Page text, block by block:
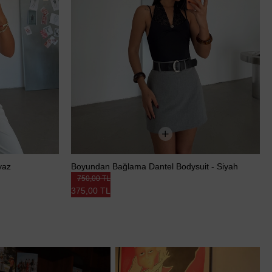
Boyundan Bağlama Dantel Bodysuit - Siyah
375,00 TL
750,00 TL